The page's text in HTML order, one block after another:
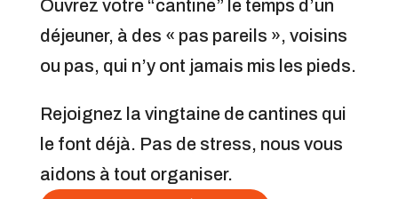
Ouvrez votre “cantine” le temps d’un
déjeuner, à des « pas pareils », voisins
ou pas, qui n’y ont jamais mis les pieds.
Rejoignez la vingtaine de cantines qui
le font déjà. Pas de stress, nous vous
aidons à tout organiser.